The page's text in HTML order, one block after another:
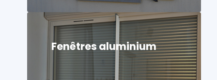
Fenêtres aluminium